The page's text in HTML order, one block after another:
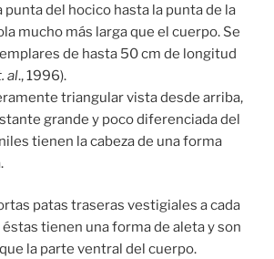
punta del hocico hasta la punta de la
mucho más larga que el cuerpo. Se
de hasta 50 cm de longitud
al., 1996).
triangular vista desde arriba,
grande y poco diferenciada del
tienen la cabeza de una forma
patas traseras vestigiales a cada
éstas tienen una forma de aleta y son
la parte ventral del cuerpo.